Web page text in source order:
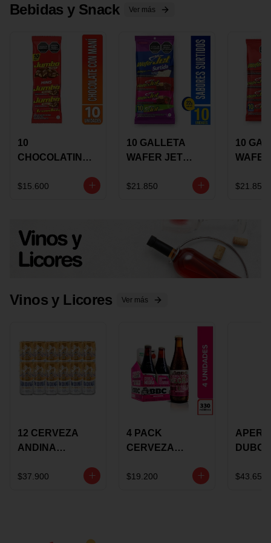
Bebidas y Snack Ver más
10
CHOCOLATINA
17 GRS
$15.600
10 GALLETA
WAFER JET
GRS
$21.850
10
GRS
$21.850
Vinos y Licores Ver más
12 CERVEZA
ANDINA
LATON
$37.900
4 PACK
CERVEZA
ROSE BBC
$19.200
VINO
$43.650